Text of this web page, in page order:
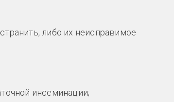
либо их неисправимое
инсеминации;